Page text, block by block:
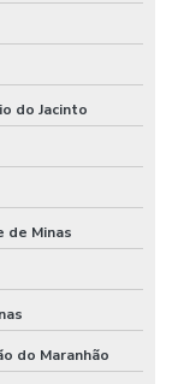
do Jacinto
de Minas
do Maranhão